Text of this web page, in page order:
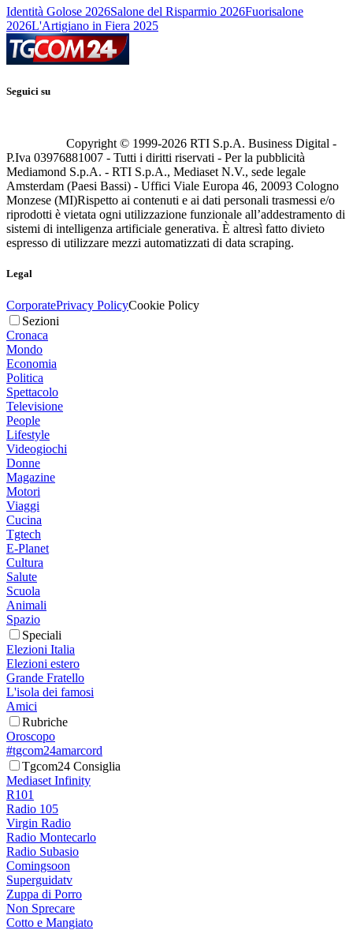
Identità Golose 2026Salone del Risparmio 2026Fuorisalone
2026L'Artigiano in Fiera 2025
Seguici su
Copyright © 1999-2026 RTI S.p.A. Business Digital -
P.Iva 03976881007 - Tutti i diritti riservati - Per la pubblicità
Mediamond S.p.A. - RTI S.p.A., Mediaset N.V., sede legale
Amsterdam (Paesi Bassi) - Uffici Viale Europa 46, 20093 Cologno
Monzese (MI)Rispetto ai contenuti e ai dati personali trasmessi e/o
riprodotti è vietata ogni utilizzazione funzionale all’addestramento di
sistemi di intelligenza artificiale generativa. È altresì fatto divieto
espresso di utilizzare mezzi automatizzati di data scraping.
Legal
CorporatePrivacy PolicyCookie Policy
Sezioni
Cronaca
Mondo
Economia
Politica
Spettacolo
Televisione
People
Lifestyle
Videogiochi
Donne
Magazine
Motori
Viaggi
Cucina
Tgtech
E-Planet
Cultura
Salute
Scuola
Animali
Spazio
Speciali
Elezioni Italia
Elezioni estero
Grande Fratello
L'isola dei famosi
Amici
Rubriche
Oroscopo
#tgcom24amarcord
Tgcom24 Consiglia
Mediaset Infinity
R101
Radio 105
Virgin Radio
Radio Montecarlo
Radio Subasio
Comingsoon
Superguidatv
Zuppa di Porro
Non Sprecare
Cotto e Mangiato